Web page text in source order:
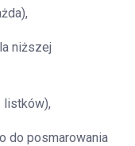
niższej
listków),
do posmarowania